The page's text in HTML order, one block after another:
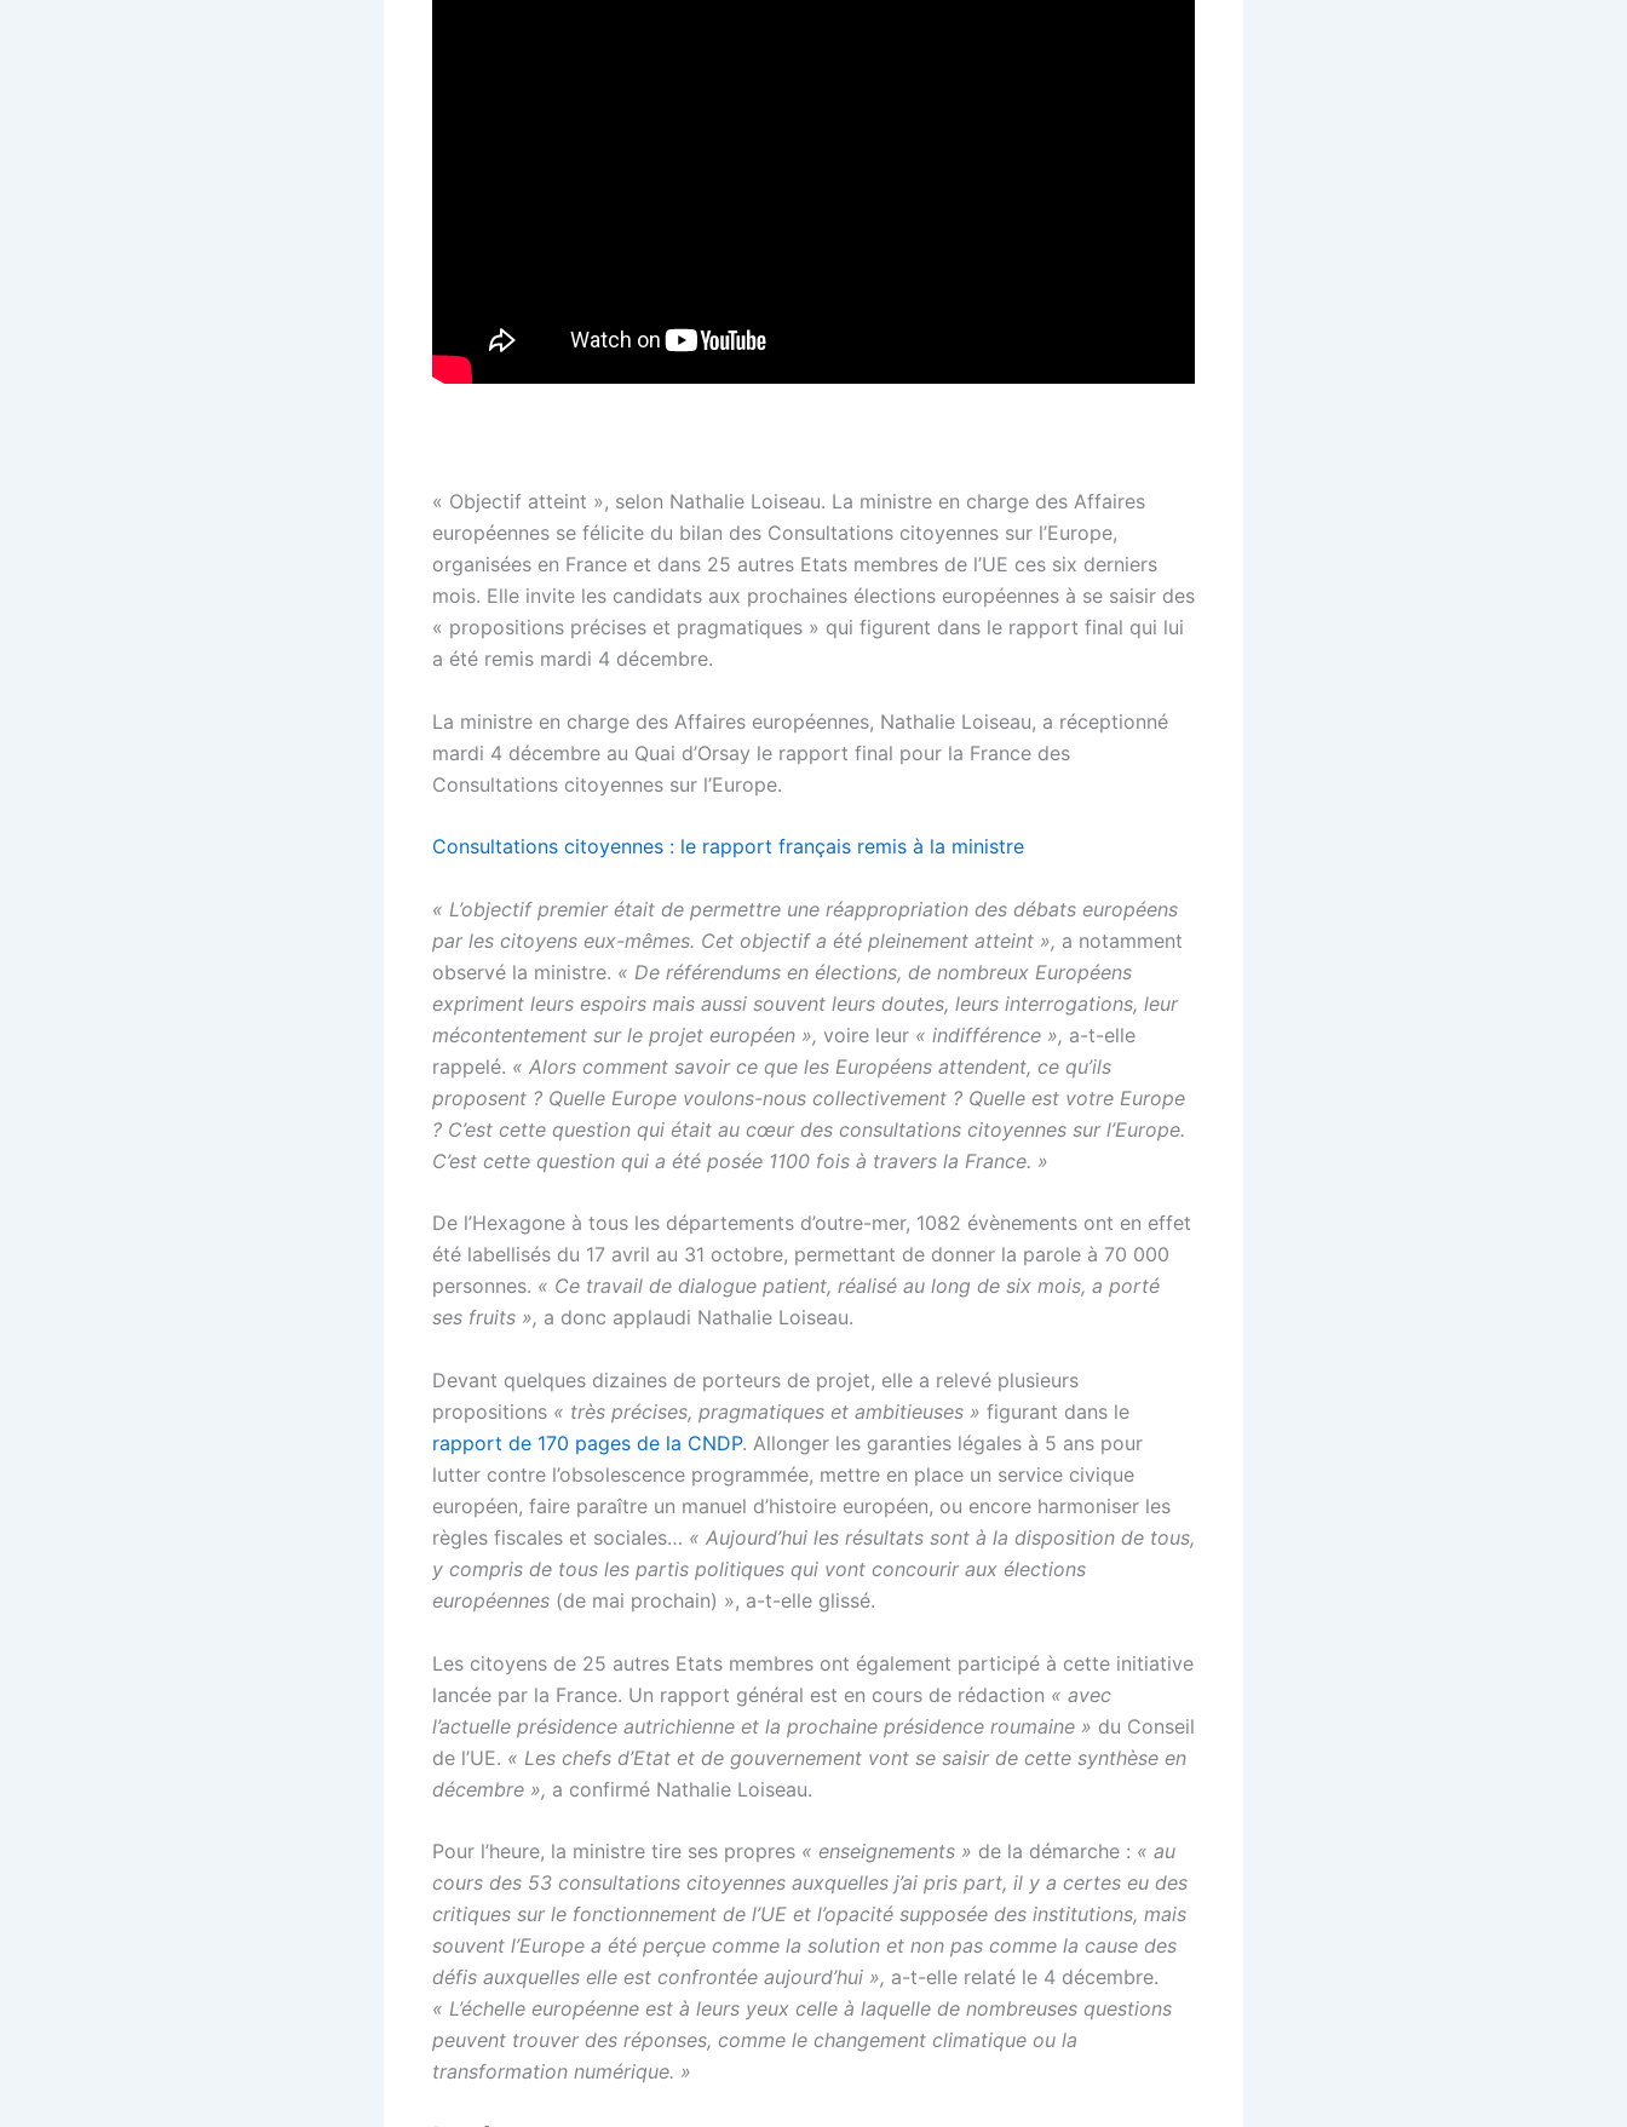
« Objectif atteint », selon Nathalie Loiseau. La ministre en charge des Affaires
européennes se félicite du bilan des Consultations citoyennes sur l’Europe,
organisées en France et dans 25 autres Etats membres de l’UE ces six derniers
mois. Elle invite les candidats aux prochaines élections européennes à se saisir des
« propositions précises et pragmatiques » qui figurent dans le rapport final qui lui
a été remis mardi 4 décembre.
La ministre en charge des Affaires européennes, Nathalie Loiseau, a réceptionné
mardi 4 décembre au Quai d’Orsay le rapport final pour la France des
Consultations citoyennes sur l’Europe.
Consultations citoyennes : le rapport français remis à la ministre
« L’objectif premier était de permettre une réappropriation des débats européens
par les citoyens eux-mêmes. Cet objectif a été pleinement atteint », a notamment
observé la ministre. « De référendums en élections, de nombreux Européens
expriment leurs espoirs mais aussi souvent leurs doutes, leurs interrogations, leur
mécontentement sur le projet européen », voire leur « indifférence », a-t-elle
rappelé. « Alors comment savoir ce que les Européens attendent, ce qu’ils
proposent ? Quelle Europe voulons-nous collectivement ? Quelle est votre Europe
? C’est cette question qui était au cœur des consultations citoyennes sur l’Europe.
C’est cette question qui a été posée 1100 fois à travers la France. »
De l’Hexagone à tous les départements d’outre-mer, 1082 évènements ont en effet
été labellisés du 17 avril au 31 octobre, permettant de donner la parole à 70 000
personnes. « Ce travail de dialogue patient, réalisé au long de six mois, a porté
ses fruits », a donc applaudi Nathalie Loiseau.
Devant quelques dizaines de porteurs de projet, elle a relevé plusieurs
propositions « très précises, pragmatiques et ambitieuses » figurant dans le
rapport de 170 pages de la CNDP. Allonger les garanties légales à 5 ans pour
lutter contre l’obsolescence programmée, mettre en place un service civique
européen, faire paraître un manuel d’histoire européen, ou encore harmoniser les
règles fiscales et sociales… « Aujourd’hui les résultats sont à la disposition de tous,
y compris de tous les partis politiques qui vont concourir aux élections
européennes (de mai prochain) », a-t-elle glissé.
Les citoyens de 25 autres Etats membres ont également participé à cette initiative
lancée par la France. Un rapport général est en cours de rédaction « avec
l’actuelle présidence autrichienne et la prochaine présidence roumaine » du Conseil
de l’UE. « Les chefs d’Etat et de gouvernement vont se saisir de cette synthèse en
décembre », a confirmé Nathalie Loiseau.
Pour l’heure, la ministre tire ses propres « enseignements » de la démarche : « au
cours des 53 consultations citoyennes auxquelles j’ai pris part, il y a certes eu des
critiques sur le fonctionnement de l’UE et l’opacité supposée des institutions, mais
souvent l’Europe a été perçue comme la solution et non pas comme la cause des
défis auxquelles elle est confrontée aujourd’hui », a-t-elle relaté le 4 décembre.
« L’échelle européenne est à leurs yeux celle à laquelle de nombreuses questions
peuvent trouver des réponses, comme le changement climatique ou la
transformation numérique. »